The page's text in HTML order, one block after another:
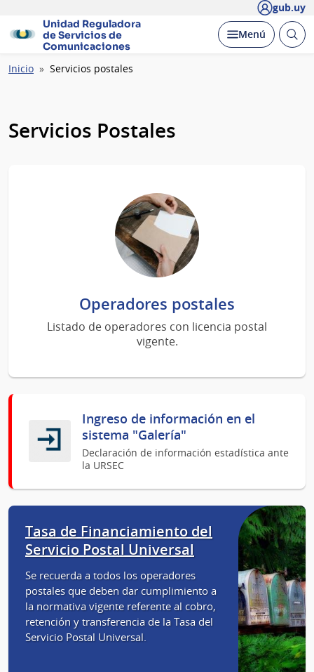
gub.uy
Unidad Reguladora
de Servicios de
Comunicaciones
Desplegar
Menú Abrir
Ruta
Inicio Servicios postales
Servicios Postales
Operadores postales
Listado de operadores con licencia postal
vigente.
Ingreso de información en el
sistema "Galería"
Declaración de información estadística ante
la URSEC
Tasa de Financiamiento del
Servicio Postal Universal
Se recuerda a todos los operadores
postales que deben dar cumplimiento a
la normativa vigente referente al cobro,
retención y transferencia de la Tasa del
Servicio Postal Universal.